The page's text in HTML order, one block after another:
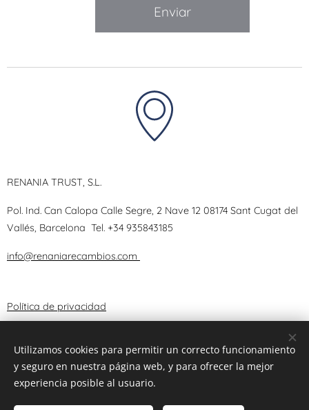
Enviar
RENANIA TRUST, S.L.
Pol. Ind. Can Calopa Calle Segre, 2 Nave 12 08174 Sant Cugat del
Vallés, Barcelona Tel. +34 935843185
info@renaniarecambios.com
Política de privacidad
Términos y Condiciones
Aviso Legal
Utilizamos cookies para permitir un correcto funcionamiento
y seguro en nuestra página web, y para ofrecer la mejor
experiencia posible al usuario.